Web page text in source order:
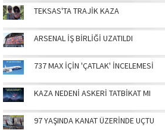
TEKSAS'TA TRAJİK KAZA
ARSENAL İŞ BİRLİĞİ UZATILDI
737 MAX İÇİN 'ÇATLAK' İNCELEMESİ
KAZA NEDENİ ASKERİ TATBİKAT MI
97 YAŞINDA KANAT ÜZERİNDE UÇTU